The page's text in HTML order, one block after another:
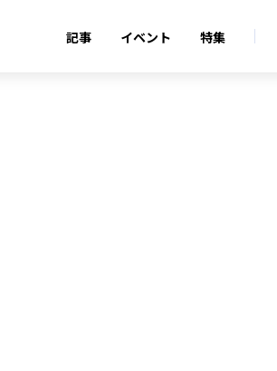
記事 イベント 特集